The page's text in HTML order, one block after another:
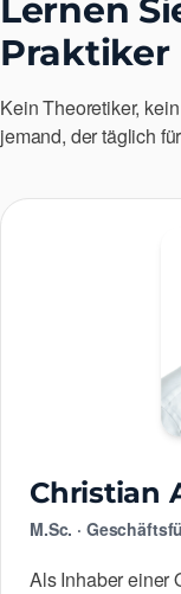
Lernen
Praktiker
Kein Theoretiker,
jemand, der täglich
Christian
M.Sc. ·
Als Inhaber einer